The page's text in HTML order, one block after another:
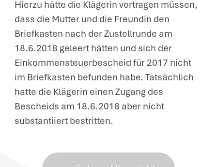
Hierzu hätte die Klägerin vortragen müssen,
dass die Mutter und die Freundin den
Briefkasten nach der Zustellrunde am
18.6.2018 geleert hätten und sich der
Einkommensteuerbescheid für 2017 nicht
im Briefkasten befunden habe. Tatsächlich
hatte die Klägerin einen Zugang des
Bescheids am 18.6.2018 aber nicht
substantiiert bestritten.